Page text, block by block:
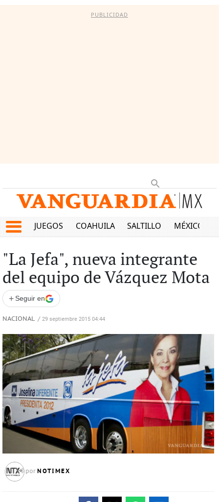
PUBLICIDAD
JUEGOS COAHUILA SALTILLO MÉXICO
"La Jefa", nueva integrante
del equipo de Vázquez Mota
+ Seguir en
NACIONAL / 29 septiembre 2015 04:44
por NOTIMEX